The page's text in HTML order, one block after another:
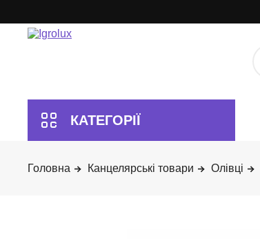
Канцелярські товари Олівці